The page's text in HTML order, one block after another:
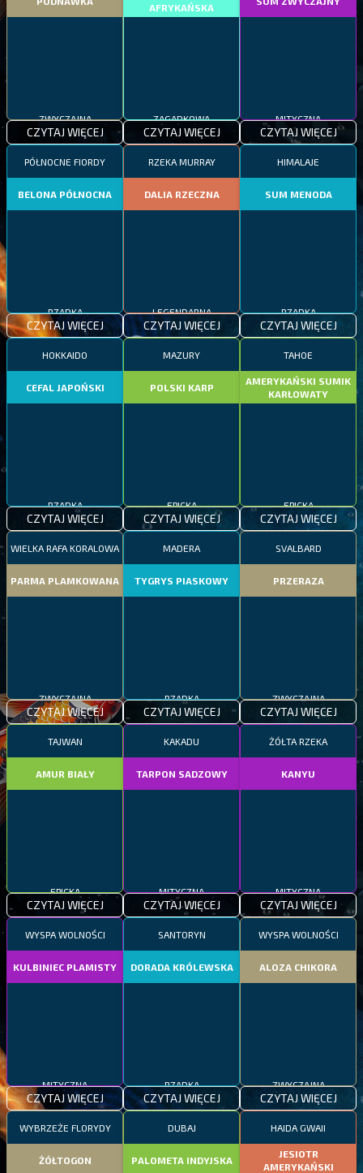
ZWYCZAJNA
CZYTAJ WIĘCEJ
AFRYKAŃSKA
ZAGADKOWA
CZYTAJ WIĘCEJ
MITYCZNA
CZYTAJ WIĘCEJ
PÓŁNOCNE FIORDY
BELONA PÓŁNOCNA
RZADKA
CZYTAJ WIĘCEJ
RZEKA MURRAY
DALIA RZECZNA
LEGENDARNA
CZYTAJ WIĘCEJ
HIMALAJE
SUM MENODA
RZADKA
CZYTAJ WIĘCEJ
HOKKAIDO
CEFAL JAPOŃSKI
RZADKA
CZYTAJ WIĘCEJ
MAZURY
POLSKI KARP
EPICKA
CZYTAJ WIĘCEJ
TAHOE
AMERYKAŃSKI SUMIK
KARŁOWATY
EPICKA
CZYTAJ WIĘCEJ
WIELKA RAFA KORALOWA
PARMA PLAMKOWANA
ZWYCZAJNA
CZYTAJ WIĘCEJ
MADERA
TYGRYS PIASKOWY
RZADKA
CZYTAJ WIĘCEJ
SVALBARD
PRZERAZA
ZWYCZAJNA
CZYTAJ WIĘCEJ
TAJWAN
AMUR BIAŁY
EPICKA
CZYTAJ WIĘCEJ
KAKADU
TARPON SADZOWY
MITYCZNA
CZYTAJ WIĘCEJ
ŻÓŁTA RZEKA
KANYU
MITYCZNA
CZYTAJ WIĘCEJ
WYSPA WOLNOŚCI
KULBINIEC PLAMISTY
MITYCZNA
CZYTAJ WIĘCEJ
SANTORYN
DORADA KRÓLEWSKA
RZADKA
CZYTAJ WIĘCEJ
WYSPA WOLNOŚCI
ALOZA CHIKORA
ZWYCZAJNA
CZYTAJ WIĘCEJ
WYBRZEŻE FLORYDY
ŻÓŁTOGON
DUBAJ
PALOMETA INDYJSKA
HAIDA GWAII
JESIOTR
AMERYKAŃSKI